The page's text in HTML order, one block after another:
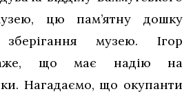
цю пам’ятну дошку
музею. Ігор
що має надію на
Нагадаємо, що окупанти